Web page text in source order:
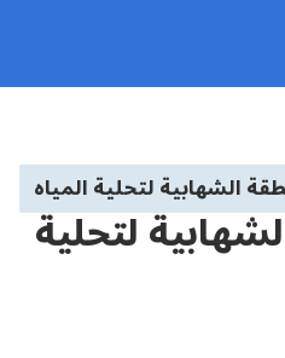
الشهابية لتحلية المياه
لتحلية